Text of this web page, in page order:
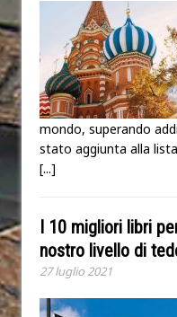
mondo, superando
stato aggiunta alla
[...]
I 10 migliori libri
nostro livello di
27 luglio 2021